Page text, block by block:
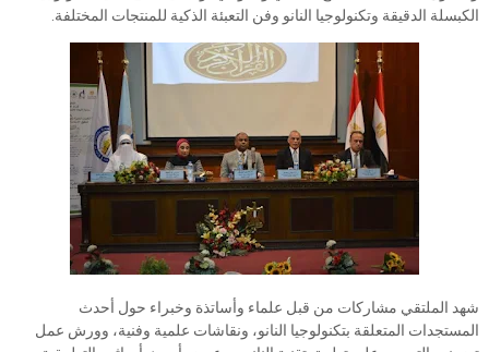
الكبسلة الدقيقة وتكنولوجيا النانو وفن التعبئة الذكية للمنتجات المختلفة.
شهد الملتقي مشاركات من قبل علماء وأساتذة وخبراء حول أحدث
المستجدات المتعلقة بتكنولوجيا النانو، ونقاشات علمية وفنية، وورش عمل